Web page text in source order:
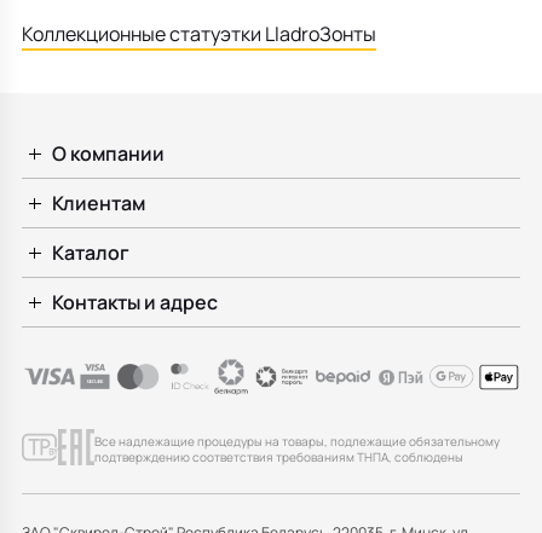
Коллекционные статуэтки LladroЗонты
О компании
Клиентам
Каталог
Контакты и адрес
Все надлежащие процедуры на товары, подлежащие обязательному
подтверждению соответствия требованиям ТНПА, соблюдены